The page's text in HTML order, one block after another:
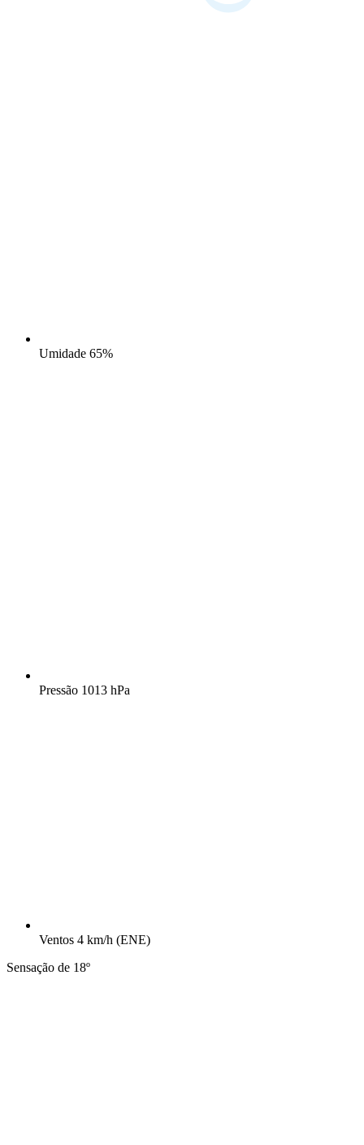
Umidade 65%
Pressão 1013 hPa
Ventos 4 km/h (ENE)
Sensação de 18º